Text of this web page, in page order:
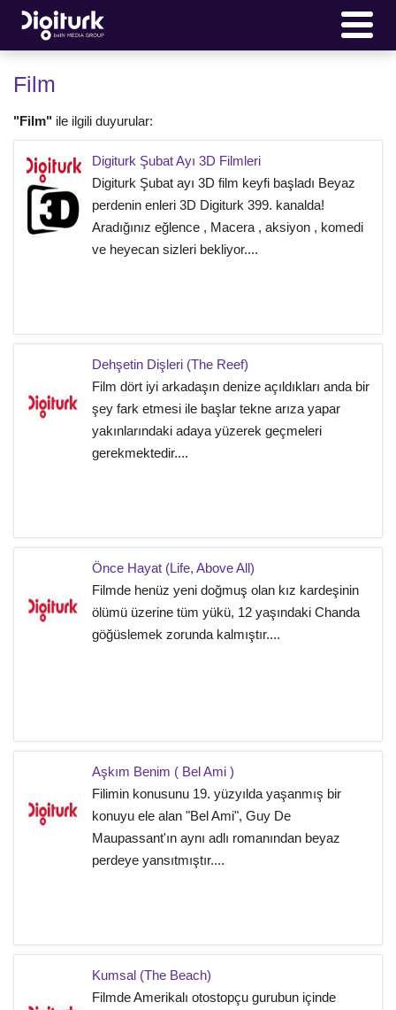
Film
"Film" ile ilgili duyurular:
Digiturk Şubat Ayı 3D Filmleri
Digiturk Şubat ayı 3D film keyfi başladı Beyaz
perdenin enleri 3D Digiturk 399. kanalda!
Aradığınız eğlence , Macera , aksiyon , komedi
ve heyecan sizleri bekliyor....
Dehşetin Dişleri (The Reef)
Film dört iyi arkadaşın denize açıldıkları anda bir
şey fark etmesi ile başlar tekne arıza yapar
yakınlarındaki adaya yüzerek geçmeleri
gerekmektedir....
Önce Hayat (Life, Above All)
Filmde henüz yeni doğmuş olan kız kardeşinin
ölümü üzerine tüm yükü, 12 yaşındaki Chanda
göğüslemek zorunda kalmıştır....
Aşkım Benim ( Bel Ami )
Filimin konusunu 19. yüzyılda yaşanmış bir
konuyu ele alan "Bel Ami", Guy De
Maupassant'ın aynı adlı romanından beyaz
perdeye yansıtmıştır....
Kumsal (The Beach)
Filmde Amerikalı otostopçu gurubun içinde